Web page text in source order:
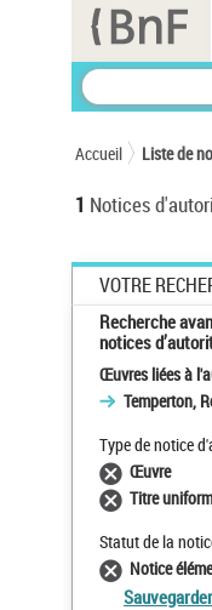
Accueil Liste de
1 Notices
VOTRE
Recherche
notices
Œuvres liées à
Temperton,
Type de notice
Œuvre
Titre
Statut de la
Notice
Panneau de gestion des cookies